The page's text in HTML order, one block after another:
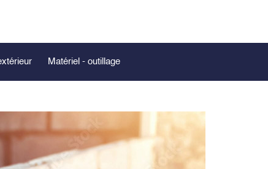
Matériel - outillage